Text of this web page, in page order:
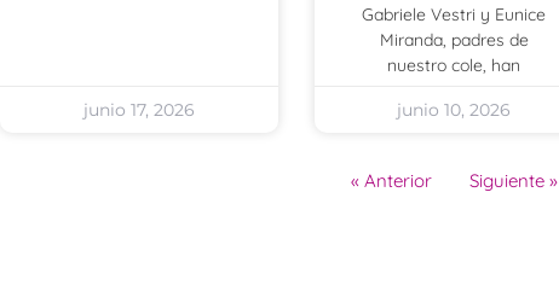
junio 17, 2026
Gabriele Vestri y Eunice
Miranda, padres de
nuestro cole, han
junio 10, 2026
« Anterior Siguiente »